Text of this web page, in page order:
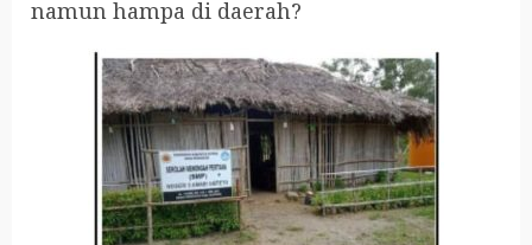
namun hampa di daerah?